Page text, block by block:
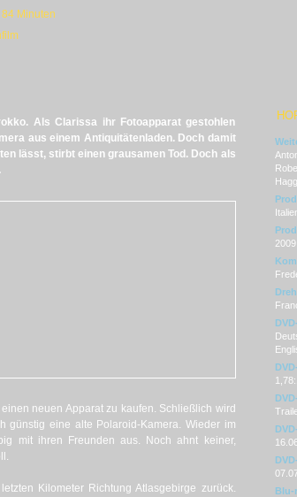
Minuten
Als Clarissa ihr Fotoapparat gestohlen
aus einem Antiquitätenladen. Doch damit
lässt, stirbt einen grausamen Tod. Doch als
neuen Apparat zu kaufen. Schließlich wird
günstig eine alte Polaroid-Kamera. Wieder im
mit ihren Freunden aus. Noch ahnt keiner,
Kilometer Richtung Atlasgebirge zurück.
2009
Blu-